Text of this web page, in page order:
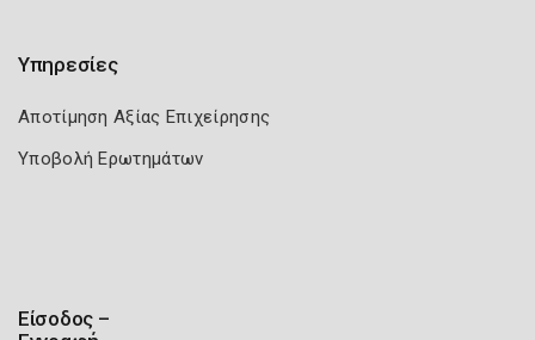
Υπηρεσίες
Αποτίμηση Αξίας Επιχείρησης
Υποβολή Ερωτημάτων
Είσοδος –